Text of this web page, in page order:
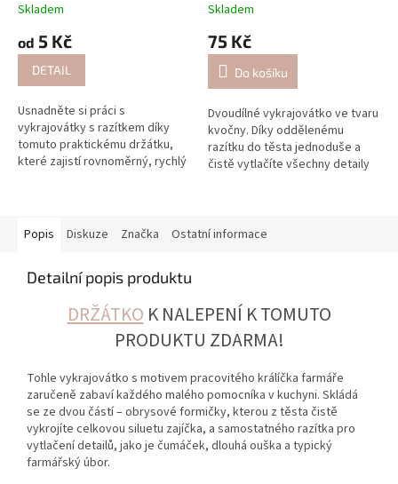
Skladem
od 5 Kč
DETAIL
Usnadněte si práci s
vykrajovátky s razítkem díky
tomuto praktickému držátku,
které zajistí rovnoměrný, rychlý
Skladem
75 Kč
Do košíku
Dvoudílné vykrajovátko ve tvaru
kvočny. Díky oddělenému
razítku do těsta jednoduše a
čistě vytlačíte všechny detaily
Popis Diskuze Značka Ostatní informace
Detailní popis produktu
DRŽÁTKO K NALEPENÍ K TOMUTO
PRODUKTU ZDARMA!
Tohle vykrajovátko s motivem pracovitého králíčka farmáře
zaručeně zabaví každého malého pomocníka v kuchyni. Skládá
se ze dvou částí – obrysové formičky, kterou z těsta čistě
vykrojíte celkovou siluetu zajíčka, a samostatného razítka pro
vytlačení detailů, jako je čumáček, dlouhá ouška a typický
farmářský úbor.